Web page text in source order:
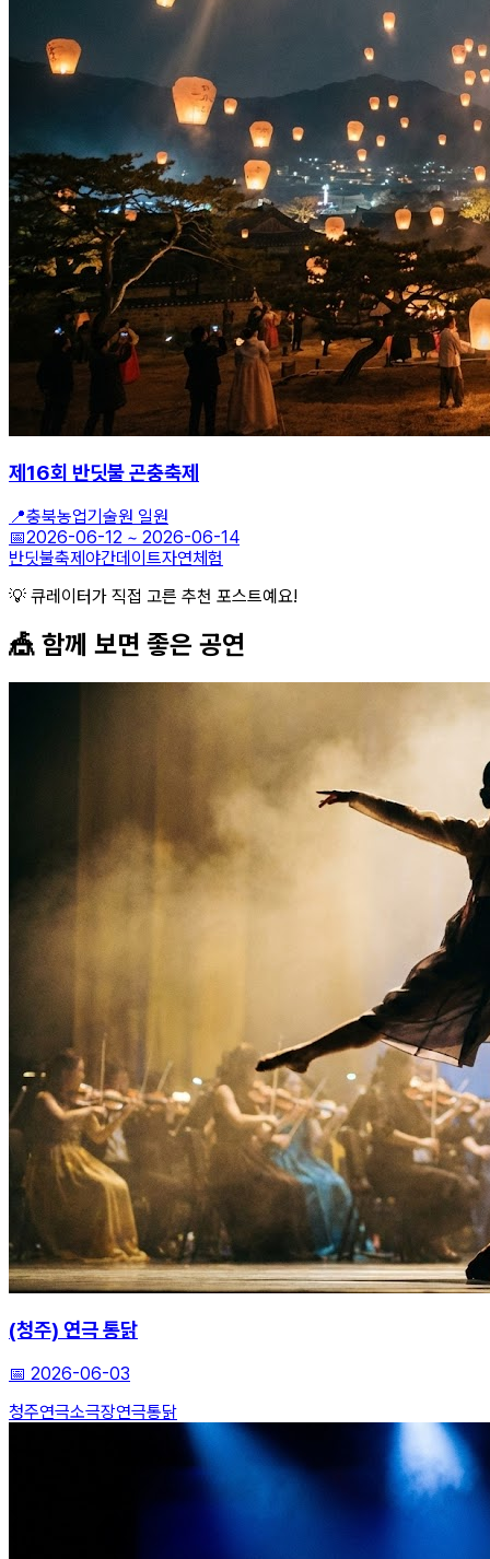
제16회 반딧불 곤충축제
📍충북농업기술원 일원
📅2026-06-12 ~ 2026-06-14
반딧불축제야간데이트자연체험
💡 큐레이터가 직접 고른 추천 포스트예요!
🎪 함께 보면 좋은 공연
(청주) 연극 통닭
📅 2026-06-03
청주연극소극장연극통닭